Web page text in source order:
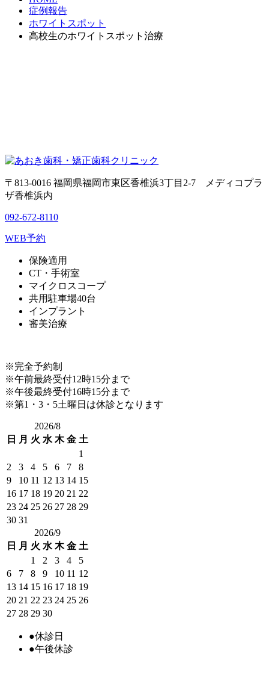
症例報告
ホワイトスポット
高校生のホワイトスポット治療
〒813-0016 福岡県福岡市東区香椎浜3丁目2-7 メディコプラ
ザ香椎浜内
092-672-8110
WEB予約
保険適用
CT・手術室
マイクロスコープ
共用駐車場40台
インプラント
審美治療
※完全予約制
※午前最終受付12時15分まで
※午後最終受付16時15分まで
※第1・3・5土曜日は休診となります
2026/8
日 月 火 水 木 金 土
1
2
3 4 5 6 7
8
9
10 11 12 13 14 15
16 17 18 19 20 21 22
23 24 25 26 27 28 29
30 31
2026/9
日 月 火 水 木 金 土
1
2 3 4
5
6
7 8 9 10 11 12
13 14 15 16 17 18 19
20 21 22 23 24 25 26
27 28 29 30
●休診日
●午後休診